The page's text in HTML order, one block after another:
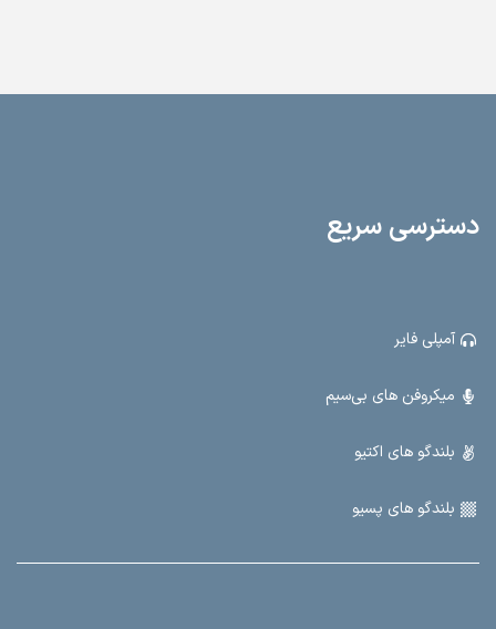
عرض 35 سانتیمتر و ارتفاع 58 سانتیمتر - مناسب برای هر فضا.
- وزن مناسب:
دسترسی سریع
آمپلی فایر
میکروفن های بی‌سیم
بلندگو های اکتیو
بلندگو های پسیو